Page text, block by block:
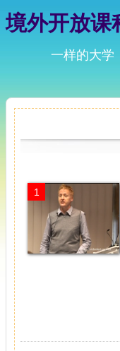
境外开放课
一样的大学
1